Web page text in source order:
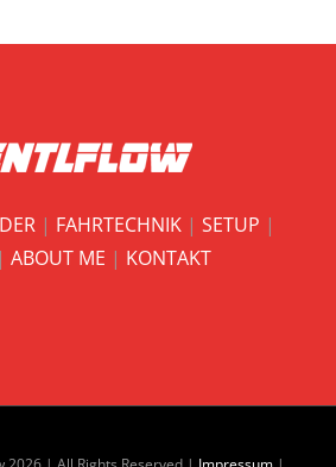
| FAHRTECHNIK | SETUP |
| ABOUT ME | KONTAKT